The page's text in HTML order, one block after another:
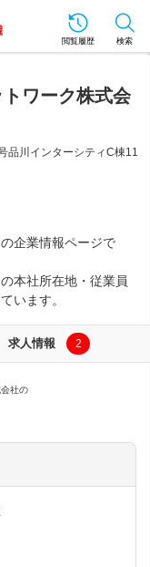
閲覧履歴 検索
ワーク株式会
品川インターシティC棟11
企業情報ページで
本社所在地・従業員
います。
求人情報 2
社の